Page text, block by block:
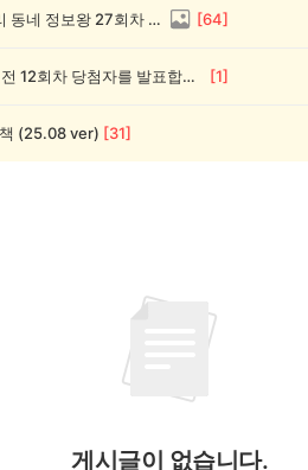
💸 전원 2,000캐시 지급! 우리 동네 정보왕 27회차 (~8/10) [64]
💰[당첨자 발표] 우리 동네 썰전 12회차 당첨자를 발표합니다! [1]
(25.08 ver) [31]
게시글이 없습니다.